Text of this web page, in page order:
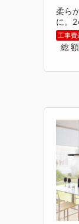
柔ら
に。
総額